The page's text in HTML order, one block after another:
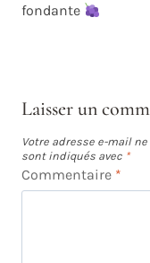
fondante
Laisser un
Votre adresse e-mail
sont indiqués avec *
Commentaire *